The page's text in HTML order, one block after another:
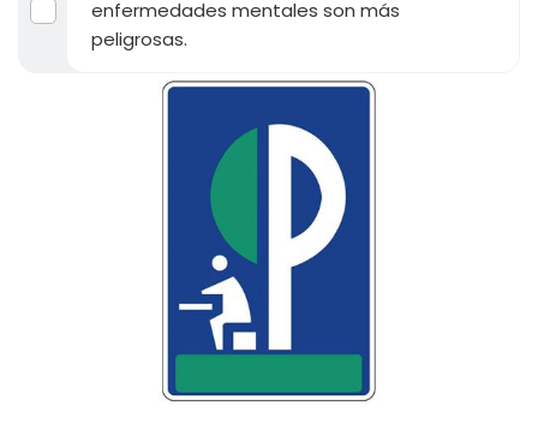
enfermedades mentales son más
peligrosas.